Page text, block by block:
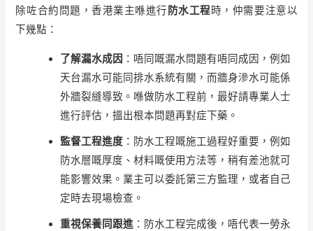
除咗合約問題，香港業主喺進行 防水工程時，仲需要注意以
下幾點：
了解漏水成因 ：唔同嘅漏水問題有唔同成因，例如
天台漏水可能同排水系統有關，而牆身滲水可能係
外牆裂縫導致。喺做防水工程前，最好請專業人士
進行評估，搵出根本問題再對症下藥。
監督工程進度 ：防水工程嘅施工過程好重要，例如
防水層嘅厚度、材料嘅使用方法等，稍有差池就可
能影響效果。業主可以委託第三方監理，或者自己
定時去現場檢查。
重視保養同跟進 ：防水工程完成後，唔代表一勞永